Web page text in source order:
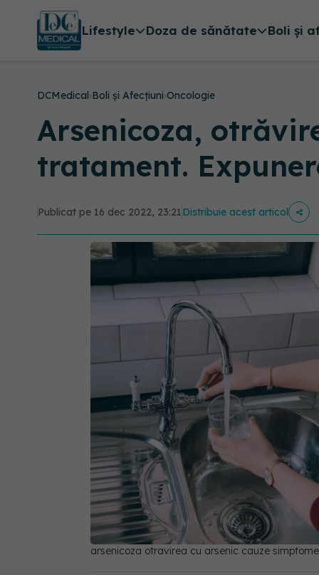
Lifestyle Doza de sănătate Boli și
DCMedical›Boli și Afecțiuni›Oncologie
Arsenicoza,
tratament.
Publicat pe 16 dec 2022, 23:21Distribuie acest articol
arsenicoza otravirea cu arsenic cauze